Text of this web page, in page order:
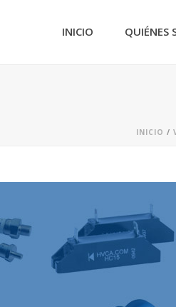
INICIO QUIÉNES
INICIO /